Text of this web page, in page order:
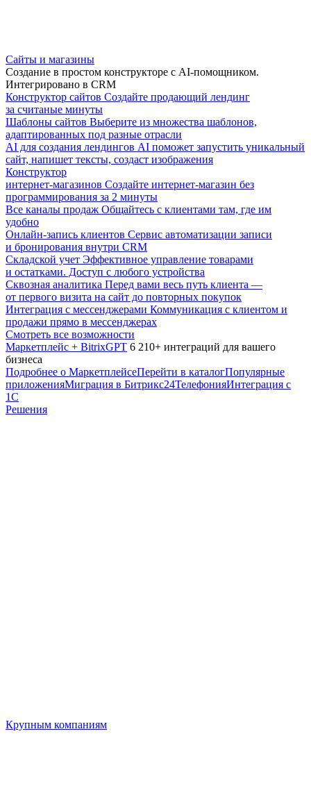
Сайты и магазины
Создание в простом конструкторе с AI-помощником.
Интегрировано в CRM
Конструктор сайтов Создайте продающий лендинг
за считаные минуты
Шаблоны сайтов Выберите из множества шаблонов,
адаптированных под разные отрасли
AI для создания лендингов AI поможет запустить уникальный
сайт, напишет тексты, создаст изображения
Конструктор
интернет-магазинов Создайте интернет-магазин без
программирования за 2 минуты
Все каналы продаж Общайтесь с клиентами там, где им
удобно
Онлайн-запись клиентов Сервис автоматизации записи
и бронирования внутри CRM
Складской учет Эффективное управление товарами
и остатками. Доступ с любого устройства
Сквозная аналитика Перед вами весь путь клиента —
от первого визита на сайт до повторных покупок
Интеграция с мессенджерами Коммуникация с клиентом и
продажи прямо в мессенджерах
Смотреть все возможности
Маркетплейс + BitrixGPT 6 210+ интеграций для вашего
бизнеса
Подробнее о МаркетплейсеПерейти в каталогПопулярные
приложенияМиграция в Битрикс24ТелефонияИнтеграция с
1С
Решения
Крупным компаниям